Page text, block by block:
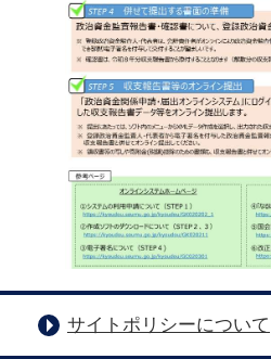
サイトポリシーについて